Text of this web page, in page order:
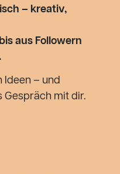
– kreativ,
aus Followern
Ideen – und
Gespräch mit dir.